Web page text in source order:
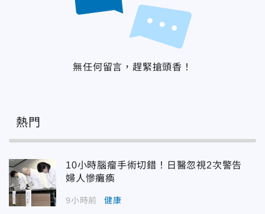
無任何留言，趕緊搶頭香！
熱門
10小時腦瘤手術切錯！日醫忽視2次警告
婦人慘癱瘓
9小時前 健康